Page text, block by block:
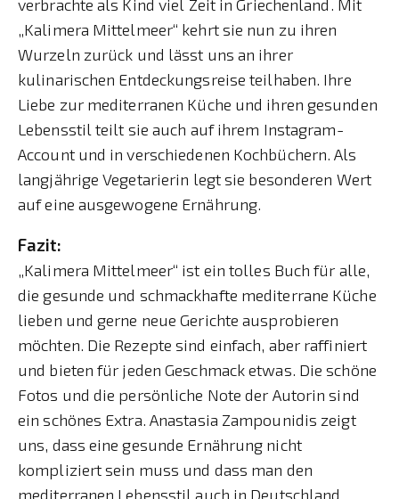
verbrachte als Kind viel Zeit in Griechenland. Mit
„Kalimera Mittelmeer“ kehrt sie nun zu ihren
Wurzeln zurück und lässt uns an ihrer
kulinarischen Entdeckungsreise teilhaben. Ihre
Liebe zur mediterranen Küche und ihren gesunden
Lebensstil teilt sie auch auf ihrem Instagram-
Account und in verschiedenen Kochbüchern. Als
langjährige Vegetarierin legt sie besonderen Wert
auf eine ausgewogene Ernährung.
Fazit:
„Kalimera Mittelmeer“ ist ein tolles Buch für alle,
die gesunde und schmackhafte mediterrane Küche
lieben und gerne neue Gerichte ausprobieren
möchten. Die Rezepte sind einfach, aber raffiniert
und bieten für jeden Geschmack etwas. Die schöne
Fotos und die persönliche Note der Autorin sind
ein schönes Extra. Anastasia Zampounidis zeigt
uns, dass eine gesunde Ernährung nicht
kompliziert sein muss und dass man den
mediterranen Lebensstil auch in Deutschland